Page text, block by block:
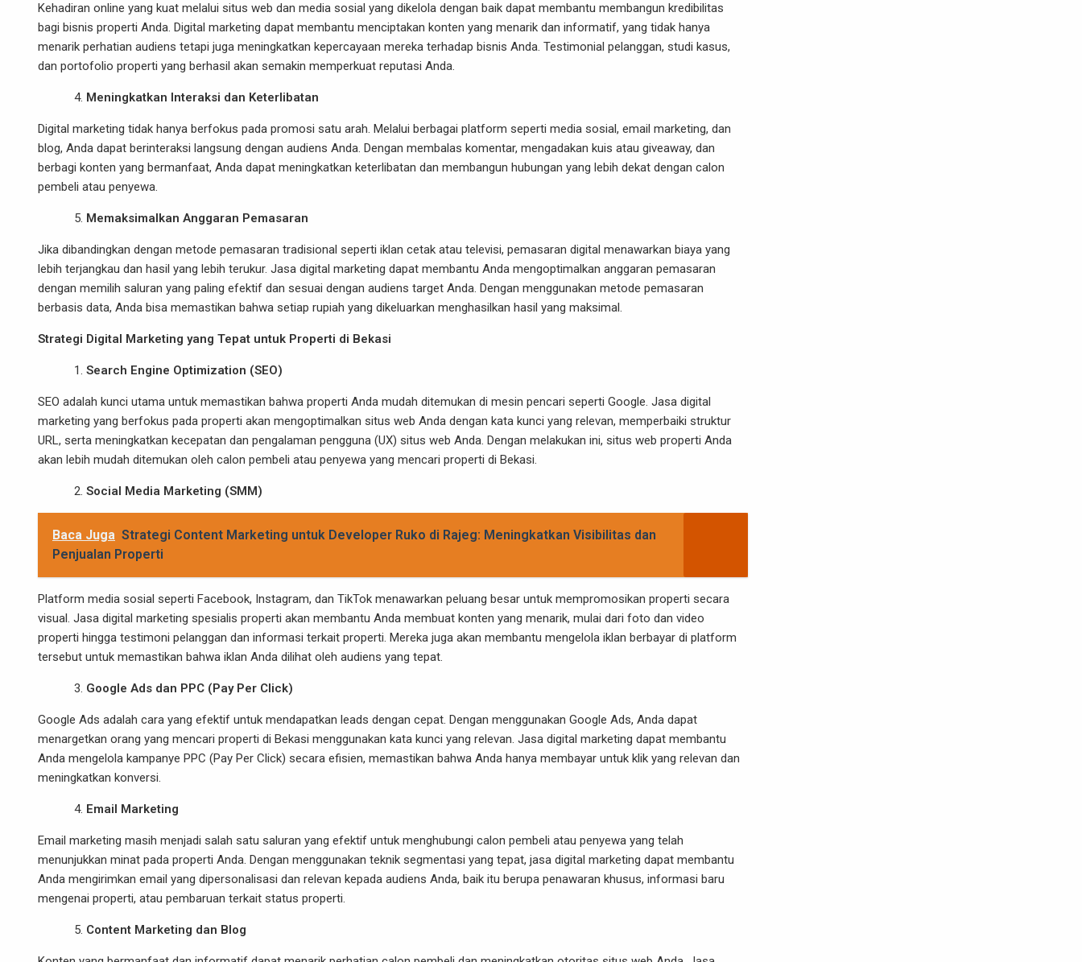
Kehadiran online yang kuat melalui situs web dan media sosial yang dikelola dengan baik dapat membantu membangun kredibilitas
bagi bisnis properti Anda. Digital marketing dapat membantu menciptakan konten yang menarik dan informatif, yang tidak hanya
menarik perhatian audiens tetapi juga meningkatkan kepercayaan mereka terhadap bisnis Anda. Testimonial pelanggan, studi kasus,
dan portofolio properti yang berhasil akan semakin memperkuat reputasi Anda.
Meningkatkan Interaksi dan Keterlibatan
Digital marketing tidak hanya berfokus pada promosi satu arah. Melalui berbagai platform seperti media sosial, email marketing, dan
blog, Anda dapat berinteraksi langsung dengan audiens Anda. Dengan membalas komentar, mengadakan kuis atau giveaway, dan
berbagi konten yang bermanfaat, Anda dapat meningkatkan keterlibatan dan membangun hubungan yang lebih dekat dengan calon
pembeli atau penyewa.
Memaksimalkan Anggaran Pemasaran
Jika dibandingkan dengan metode pemasaran tradisional seperti iklan cetak atau televisi, pemasaran digital menawarkan biaya yang
lebih terjangkau dan hasil yang lebih terukur. Jasa digital marketing dapat membantu Anda mengoptimalkan anggaran pemasaran
dengan memilih saluran yang paling efektif dan sesuai dengan audiens target Anda. Dengan menggunakan metode pemasaran
berbasis data, Anda bisa memastikan bahwa setiap rupiah yang dikeluarkan menghasilkan hasil yang maksimal.
Strategi Digital Marketing yang Tepat untuk Properti di Bekasi
Search Engine Optimization (SEO)
SEO adalah kunci utama untuk memastikan bahwa properti Anda mudah ditemukan di mesin pencari seperti Google. Jasa digital
marketing yang berfokus pada properti akan mengoptimalkan situs web Anda dengan kata kunci yang relevan, memperbaiki struktur
URL, serta meningkatkan kecepatan dan pengalaman pengguna (UX) situs web Anda. Dengan melakukan ini, situs web properti Anda
akan lebih mudah ditemukan oleh calon pembeli atau penyewa yang mencari properti di Bekasi.
Social Media Marketing (SMM)
Baca Juga Strategi Content Marketing untuk Developer Ruko di Rajeg: Meningkatkan Visibilitas dan
Penjualan Properti
Platform media sosial seperti Facebook, Instagram, dan TikTok menawarkan peluang besar untuk mempromosikan properti secara
visual. Jasa digital marketing spesialis properti akan membantu Anda membuat konten yang menarik, mulai dari foto dan video
properti hingga testimoni pelanggan dan informasi terkait properti. Mereka juga akan membantu mengelola iklan berbayar di platform
tersebut untuk memastikan bahwa iklan Anda dilihat oleh audiens yang tepat.
Google Ads dan PPC (Pay Per Click)
Google Ads adalah cara yang efektif untuk mendapatkan leads dengan cepat. Dengan menggunakan Google Ads, Anda dapat
menargetkan orang yang mencari properti di Bekasi menggunakan kata kunci yang relevan. Jasa digital marketing dapat membantu
Anda mengelola kampanye PPC (Pay Per Click) secara efisien, memastikan bahwa Anda hanya membayar untuk klik yang relevan dan
meningkatkan konversi.
Email Marketing
Email marketing masih menjadi salah satu saluran yang efektif untuk menghubungi calon pembeli atau penyewa yang telah
menunjukkan minat pada properti Anda. Dengan menggunakan teknik segmentasi yang tepat, jasa digital marketing dapat membantu
Anda mengirimkan email yang dipersonalisasi dan relevan kepada audiens Anda, baik itu berupa penawaran khusus, informasi baru
mengenai properti, atau pembaruan terkait status properti.
Content Marketing dan Blog